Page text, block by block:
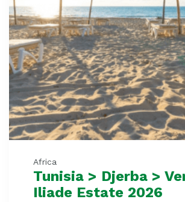
Africa
Tunisia > Djerba >
Iliade Estate 2026